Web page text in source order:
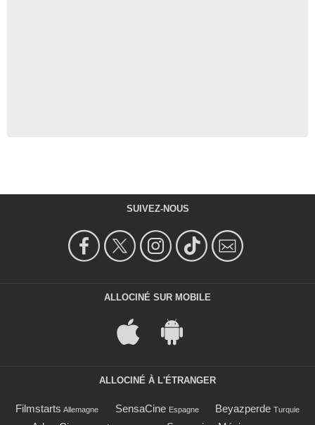
SUIVEZ-NOUS
ALLOCINÉ SUR MOBILE
ALLOCINÉ À L'ÉTRANGER
Filmstarts Allemagne SensaCine Espagne Beyazperde Turquie